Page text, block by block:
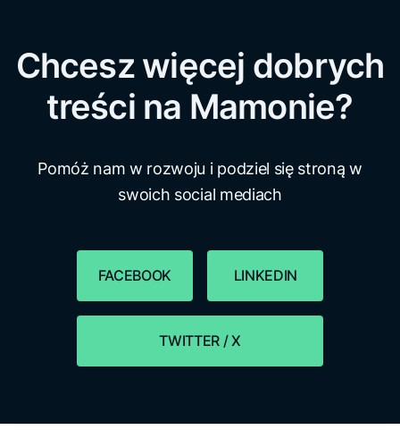
Chcesz więcej dobrych
treści na Mamonie?
Pomóż nam w rozwoju i podziel się stroną w
swoich social mediach
FACEBOOK LINKEDIN
TWITTER / X